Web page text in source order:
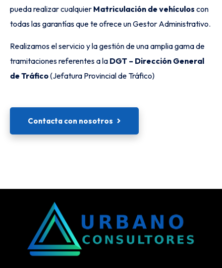
pueda realizar cualquier Matriculación de vehículos con
todas las garantías que te ofrece un Gestor Administrativo.
Realizamos el servicio y la gestión de una amplia gama de
tramitaciones referentes a la DGT – Dirección General
de Tráfico(Jefatura Provincial de Tráfico)
Contacta con nosotros